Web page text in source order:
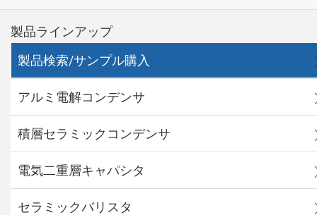
製品ラインアップ
製品検索/サンプル購入
アルミ電解コンデンサ
積層セラミックコンデンサ
電気二重層キャパシタ
セラミックバリスタ